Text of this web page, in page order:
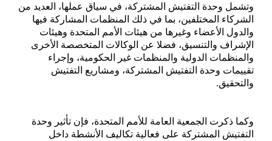
وتشمل وحدة التفتيش المشتركة، في سياق عملها، العديد من
الشركاء المختلفين، بما في ذلك المنظمات المشاركة فيها
والدول الأعضاء وغيرها من هيئات الأمم المتحدة وهيئات
الإشراف والتنسيق، فضلا عن الوكالات المتخصصة الأخرى
والمنظمات الدولية والمنظمات غير الحكومية، وإجراء
تقييمات وحدة التفتيش المشتركة، ومشاريع التفتيش
والتحقيق.
وكما ذكرت الجمعية العامة للأمم المتحدة، فإن تأثير وحدة
التفتيش المشتركة على فعالية تكاليف الأنشطة داخل